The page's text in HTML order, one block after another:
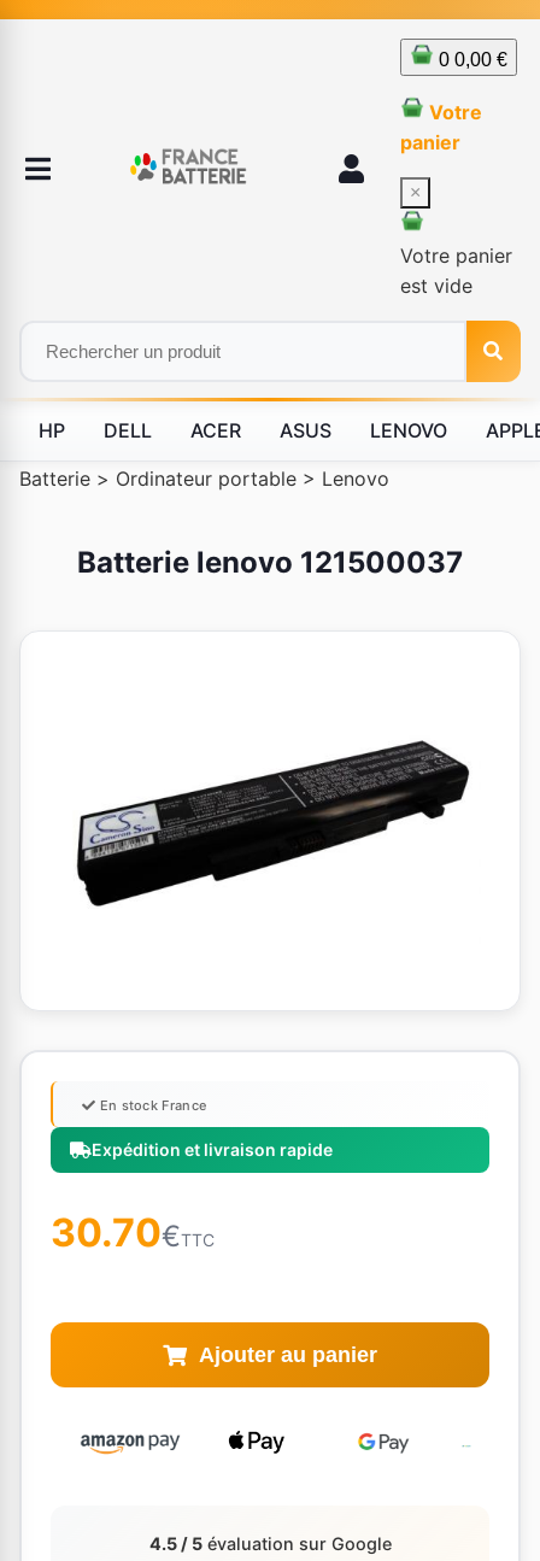
0 0,00 €
Votre
panier
×
Votre panier
est vide
HP DELL ACER ASUS LENOVO
Batterie > Ordinateur portable > Lenovo
Batterie lenovo 121500037
Expédition et livraison rapide
En stock France
30.70€TTC
Ajouter au panier
4.5 / 5évaluation sur Google